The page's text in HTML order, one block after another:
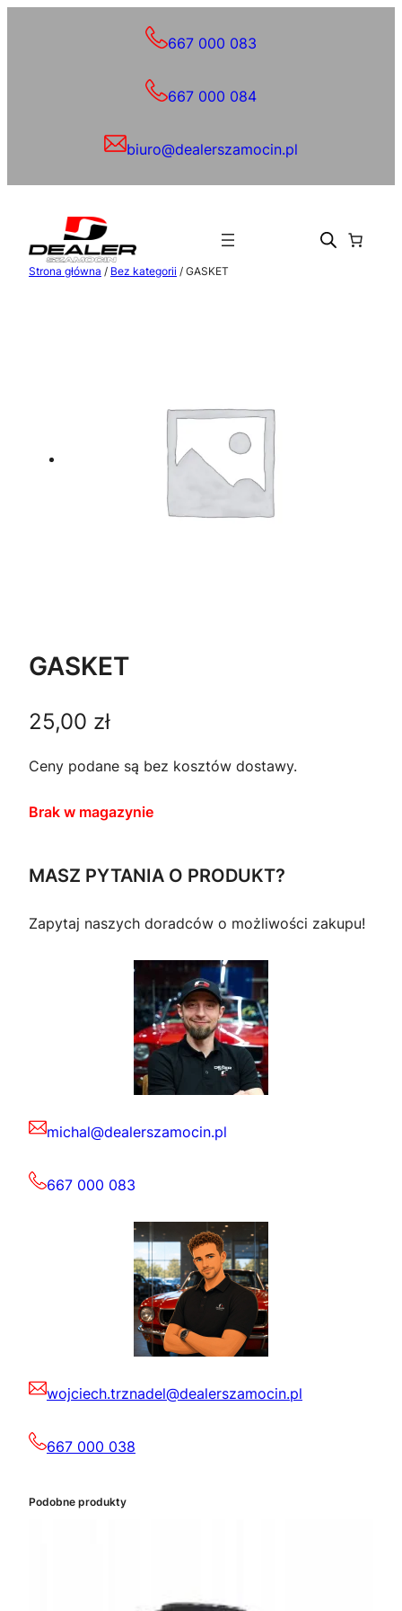
667 000 083
667 000 084
biuro@dealerszamocin.pl
Strona główna / Bez kategorii / GASKET
GASKET
25,00 zł
Ceny podane są bez kosztów dostawy.
Brak w magazynie
MASZ PYTANIA O PRODUKT?
Zapytaj naszych doradców o możliwości zakupu!
michal@dealerszamocin.pl
667 000 083
wojciech.trznadel@dealerszamocin.pl
667 000 038
Podobne produkty